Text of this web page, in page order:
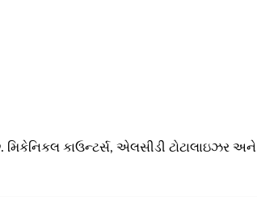
કાઉન્ટર્સ, એલસીડી ટોટાલાઇઝર અને